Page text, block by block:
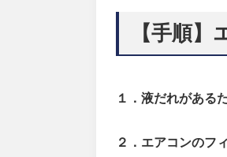
【手順】
１．液だれがある
２．エアコンのフ